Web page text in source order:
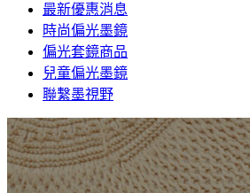
最新優惠消息
時尚偏光墨鏡
偏光套鏡商品
兒童偏光墨鏡
聯繫墨視野